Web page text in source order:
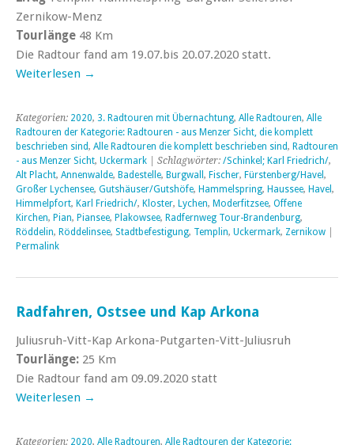
Zernikow-Menz
Tourlänge 48 Km
Die Radtour fand am 19.07.bis 20.07.2020 statt.
Weiterlesen →
Kategorien: 2020, 3. Radtouren mit Übernachtung, Alle Radtouren, Alle
Radtouren der Kategorie: Radtouren - aus Menzer Sicht, die komplett
beschrieben sind, Alle Radtouren die komplett beschrieben sind, Radtouren
- aus Menzer Sicht, Uckermark | Schlagwörter: /Schinkel; Karl Friedrich/,
Alt Placht, Annenwalde, Badestelle, Burgwall , Fischer, Fürstenberg/Havel ,
Großer Lychensee, Gutshäuser/Gutshöfe, Hammelspring, Haussee, Havel ,
Himmelpfort, Karl Friedrich/, Kloster, Lychen, Moderfitzsee, Offene
Kirchen, Pian, Piansee, Plakowsee, Radfernweg Tour-Brandenburg,
Röddelin, Röddelinsee, Stadtbefestigung, Templin, Uckermark, Zernikow
Permalink
Radfahren, Ostsee und Kap Arkona
Juliusruh-Vitt-Kap Arkona-Putgarten-Vitt-Juliusruh
Tourlänge: 25 Km
Die Radtour fand am 09.09.2020 statt
Weiterlesen →
Kategorien: 2020, Alle Radtouren, Alle Radtouren der Kategorie: